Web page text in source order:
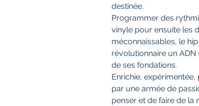
destinée.
Programmer des
vinyle pour ensuite les
méconnaissables, le
révolutionnaire un ADN
de ses fondations.
Enrichie,
par une armée de
penser et de faire de la